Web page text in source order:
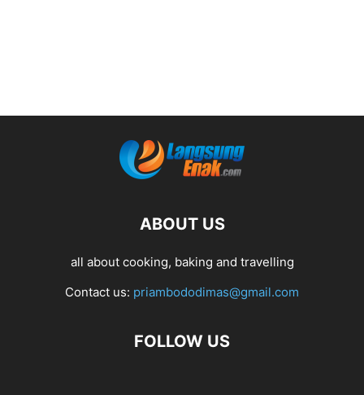
ABOUT US
all about cooking, baking and travelling
Contact us: priambododimas@gmail.com
FOLLOW US